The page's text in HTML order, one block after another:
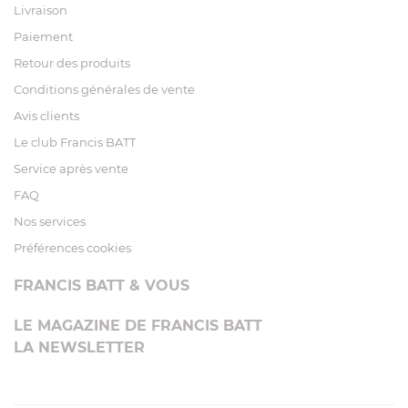
Livraison
Paiement
Retour des produits
Conditions générales de vente
Avis clients
Le club Francis BATT
Service après vente
FAQ
Nos services
Préférences cookies
FRANCIS BATT & VOUS
LE MAGAZINE DE FRANCIS BATT
LA NEWSLETTER